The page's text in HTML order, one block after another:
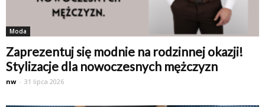
Moda
Zaprezentuj się modnie na rodzinnej okazji!
Stylizacje dla nowoczesnych mężczyzn
nw - 31 lipca 2026